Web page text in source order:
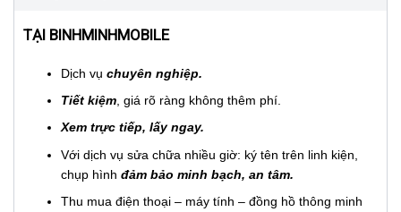
TẠI BINHMINHMOBILE
Dịch vụ chuyên nghiệp.
Tiết kiệm , giá rõ ràng không thêm phí.
Xem trực tiếp, lấy ngay.
Với dịch vụ sửa chữa nhiều giờ: ký tên trên linh kiện,
chụp hình đảm bảo minh bạch, an tâm.
Thu mua điện thoại – máy tính – đồng hồ thông minh